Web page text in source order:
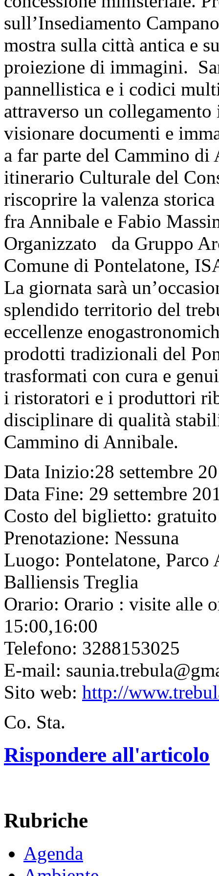
sull’Insediamento
mostra sulla città antica e
proiezione di immagini.
pannellistica e i codici
attraverso un
visionare documenti e
a far parte del Cammino
itinerario Culturale del
riscoprire la valenza
fra Annibale e Fabio
Organizzato da Gruppo
Comune di Pontelatone,
La giornata sarà
splendido territorio del
eccellenze
prodotti tradizionali del
trasformati con cura e
i ristoratori e i produttori
disciplinare di qualità
Cammino di Annibale.
Data Inizio:28 settembre
Data Fine: 29 settembre
Costo del biglietto: gratuito
Prenotazione: Nessuna
Luogo: Pontelatone, Parco
Balliensis Treglia
Orario: Orario : visite alle
15:00,16:00
Telefono: 3288153025
E-mail:
Sito web: http://
Co. Sta.
Rispondere all'articolo
Rubriche
Agenda